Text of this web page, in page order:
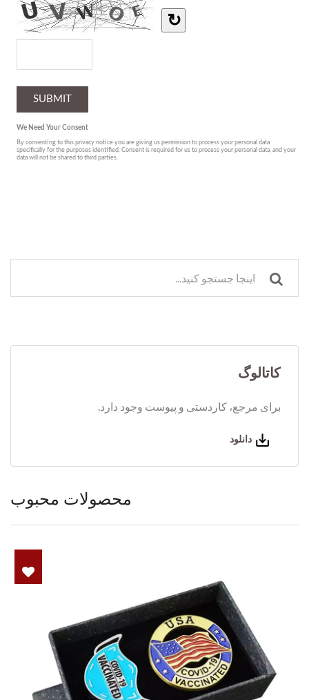
کاتالوگ
برای مرجع، کاردستی و پیوست وجود دارد.
دانلود
محصولات محبوب